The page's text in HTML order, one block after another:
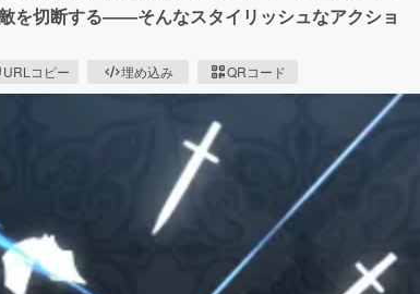
を切断する――そんなスタイリッシュなアクショ
URLコピー 埋め込み QRコード